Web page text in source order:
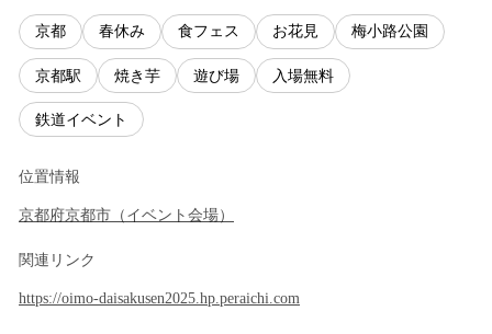
京都 春休み 食フェス お花見 梅小路公園
京都駅 焼き芋 遊び場 入場無料
鉄道イベント
位置情報
京都府京都市 （ イベント会場）
関連リンク
https://oimo-daisakusen2025.hp.peraichi.com